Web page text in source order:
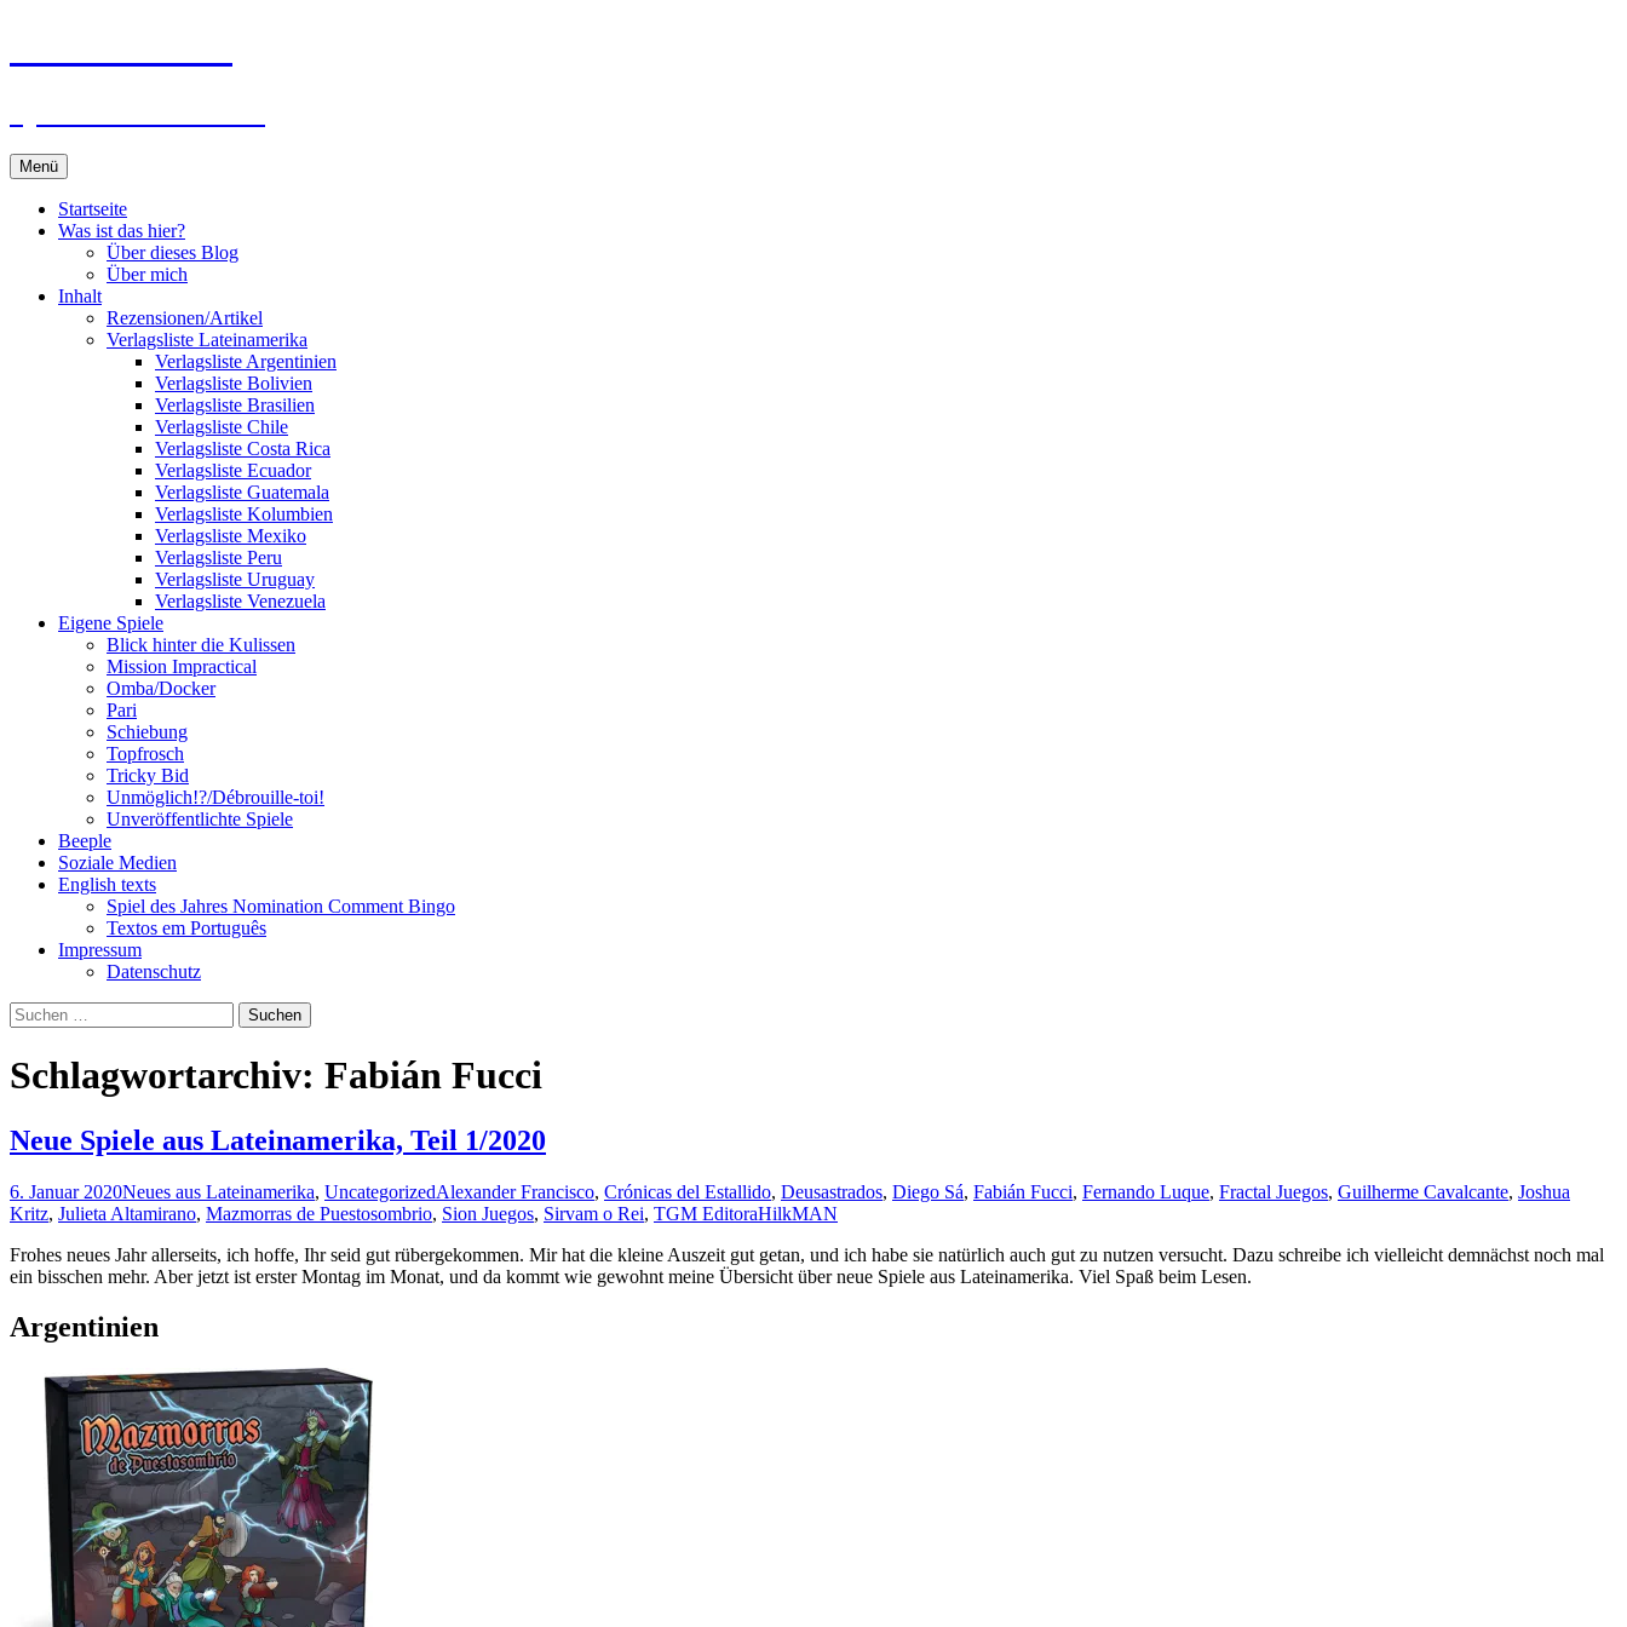
Menü
Startseite
Was ist das hier?
Über dieses Blog
Über mich
Inhalt
Rezensionen/Artikel
Verlagsliste Lateinamerika
Verlagsliste Argentinien
Verlagsliste Bolivien
Verlagsliste Brasilien
Verlagsliste Chile
Verlagsliste Costa Rica
Verlagsliste Ecuador
Verlagsliste Guatemala
Verlagsliste Kolumbien
Verlagsliste Mexiko
Verlagsliste Peru
Verlagsliste Uruguay
Verlagsliste Venezuela
Eigene Spiele
Blick hinter die Kulissen
Mission Impractical
Omba/Docker
Pari
Schiebung
Topfrosch
Tricky Bid
Unmöglich!?/Débrouille-toi!
Unveröffentlichte Spiele
Beeple
Soziale Medien
English texts
Spiel des Jahres Nomination Comment Bingo
Textos em Português
Impressum
Datenschutz
Suchen
nach:
Schlagwortarchiv: Fabián Fucci
Neue Spiele aus Lateinamerika, Teil 1/2020
6. Januar 2020Neues aus Lateinamerika, UncategorizedAlexander Francisco, Crónicas del Estallido, Deusastrados, Diego Sá, Fabián Fucci, Fernando Luque, Fractal Juegos, Guilherme Cavalcante, Joshua
Kritz, Julieta Altamirano, Mazmorras de Puestosombrio, Sion Juegos, Sirvam o Rei, TGM EditoraHilkMAN
Frohes neues Jahr allerseits, ich hoffe, Ihr seid gut rübergekommen. Mir hat die kleine Auszeit gut getan, und ich habe sie natürlich auch gut zu nutzen versucht. Dazu schreibe ich vielleicht demnächst noch mal
ein bisschen mehr. Aber jetzt ist erster Montag im Monat, und da kommt wie gewohnt meine Übersicht über neue Spiele aus Lateinamerika. Viel Spaß beim Lesen.
Argentinien